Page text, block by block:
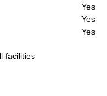
Yes
Yes
Yes
facilities